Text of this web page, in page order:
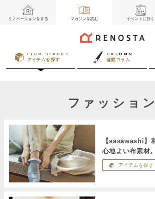
リノベーションをする マガジンを読む イベント に行く
ITEM SEARCH
アイテムを探す
COLUMN
連載コラム
ファッション
【sasawashi】
心地よい布素材。
アイテムを探す